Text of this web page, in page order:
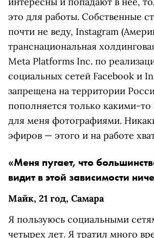
это для работы. Собственные
почти не веду, Instagram
транснациональная
Meta Platforms Inc. по
социальных сетей Facebook и
запрещена на территории
пополняется только какими-
для меня фотографиями.
эфиров — этого и на работе
«Меня пугает, что
видит в этой зависимости
Майк, 21 год, Самара
Я пользуюсь социальными
четырех лет. Я тратил много